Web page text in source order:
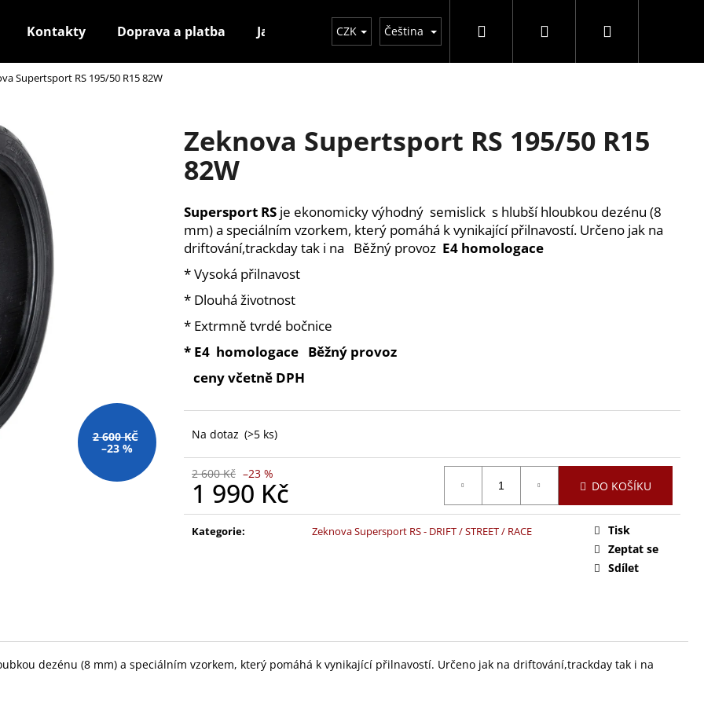
Kontakty Doprava a platba Jak nakupovat GDPR Obchodní podmínky DOT - stáří
CZK Čeština Hledat PřihlášeníNákupní
Supertsport RS 195/50 R15 82W
Zeknova Supertsport RS 195/50 R15
82W
Supersport RS je ekonomicky výhodný semislick s hlubší hloubkou dezénu (8
mm) a speciálním vzorkem, který pomáhá k vynikající přilnavostí. Určeno jak na
driftování,trackday tak i na
Běžný provoz E4 homologace
* Vysoká přilnavost
* Dlouhá životnost
* Extrmně tvrdé bočnice
* E4 homologace Běžný provoz
ceny včetně DPH
Na dotaz (>5 ks)
2 600 Kč –23 %
1 990 Kč
Měrná
cena:
DO KOŠÍKU
Kategorie: Zeknova Supersport RS - DRIFT / STREET / RACE
Tisk
Zeptat se
Sdílet
2 600 KČ
–23 %
dezénu (8 mm) a speciálním vzorkem, který pomáhá k vynikající přilnavostí. Určeno jak na driftování,trackday tak i na
Co potřebujete najít?
HLEDAT